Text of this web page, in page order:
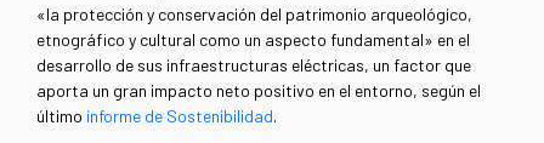
«la protección y conservación del patrimonio arqueológico,
etnográfico y cultural como un aspecto fundamental» en el
desarrollo de sus infraestructuras eléctricas, un factor que
aporta un gran impacto neto positivo en el entorno, según el
último informe de Sostenibilidad.